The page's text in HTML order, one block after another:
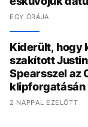
EGY ÓRÁJA
Kiderült, hogy
szakított
Spearsszel az
klipforgatásán
2 NAPPAL EZELŐTT